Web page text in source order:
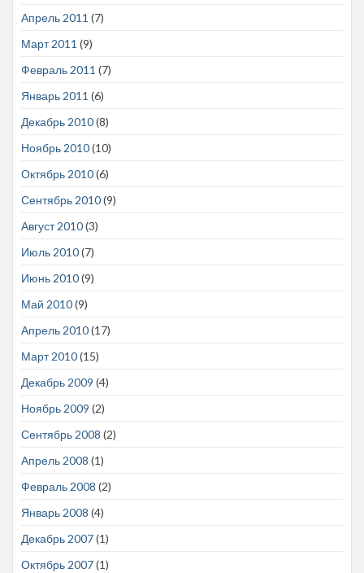
Апрель 2011 (7)
Март 2011 (9)
Февраль 2011 (7)
Январь 2011 (6)
Декабрь 2010(8)
Ноябрь 2010(10)
Октябрь 2010(6)
Сентябрь 2010(9)
Август 2010(3)
Июль 2010(7)
Июнь 2010(9)
Май 2010(9)
Апрель 2010(17)
Март 2010(15)
Декабрь 2009 (4)
Ноябрь 2009 (2)
Сентябрь 2008 (2)
Апрель 2008 (1)
Февраль 2008 (2)
Январь 2008 (4)
Декабрь 2007(1)
Октябрь 2007(1)